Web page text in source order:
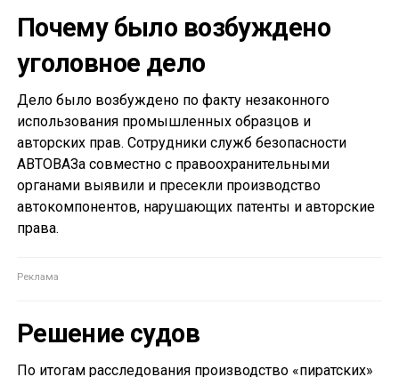
Почему было возбуждено
уголовное дело
Дело было возбуждено по факту незаконного
использования промышленных образцов и
авторских прав. Сотрудники служб безопасности
АВТОВАЗа совместно с правоохранительными
органами выявили и пресекли производство
автокомпонентов, нарушающих патенты и авторские
права.
Решение судов
По итогам расследования производство «пиратских»